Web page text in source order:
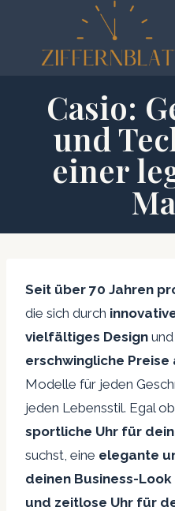
springen
Casio:
und
einer
Seit über 70 Jahren
die sich durch
vielfältiges Design und
erschwingliche Preise
Modelle für jeden
jeden Lebensstil. Egal
sportliche Uhr für
suchst, eine elegante
deinen Business-Look
und zeitlose Uhr für